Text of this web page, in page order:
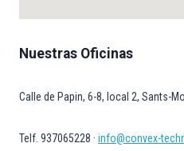
Nuestras Oficinas
Calle de Papin, 6-8, local 2, Sants-
Telf. 937065228 · info@convex-